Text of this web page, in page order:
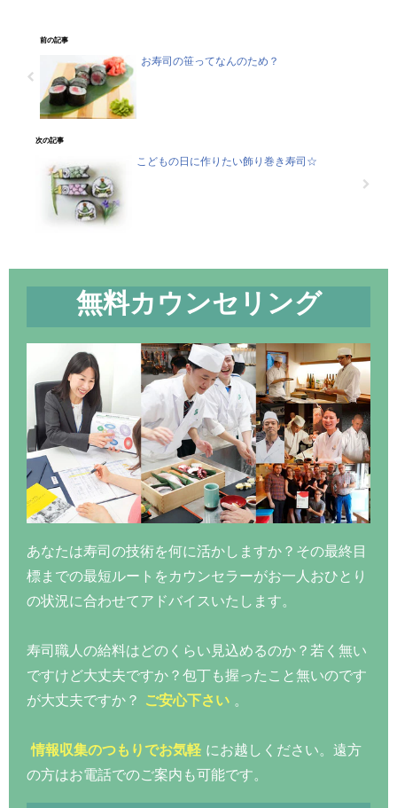
前の記事
お寿司の笹ってなんのため？
次の記事
こどもの日に作りたい飾り巻き寿司☆
無料カウンセリング
あなたは寿司の技術を何に活かしますか？その最終目
標までの最短ルートをカウンセラーがお一人おひとり
の状況に合わせてアドバイスいたします。
寿司職人の給料はどのくらい見込めるのか？若く無い
ですけど大丈夫ですか？包丁も握ったこと無いのです
が大丈夫ですか？
ご安心下さい 。
情報収集のつもりでお気軽 にお越しください。遠方
の方はお電話でのご案内も可能です。